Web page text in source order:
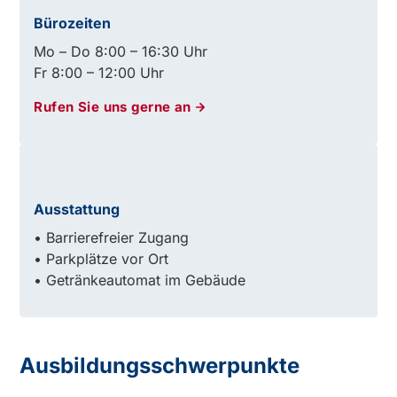
Bürozeiten
Mo – Do 8:00 – 16:30 Uhr
Fr 8:00 – 12:00 Uhr
Rufen Sie uns gerne an
Ausstattung
• Barrierefreier Zugang
• Parkplätze vor Ort
• Getränkeautomat im Gebäude
Ausbildungsschwerpunkte